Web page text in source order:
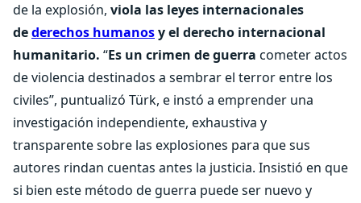
de la explosión, viola las leyes internacionales
dederechos humanosy el derecho internacional
humanitario. “Es un crimen de guerra cometer actos
de violencia destinados a sembrar el terror entre los
civiles”, puntualizó Türk, e instó a emprender una
investigación independiente, exhaustiva y
transparente sobre las explosiones para que sus
autores rindan cuentas antes la justicia. Insistió en que
si bien este método de guerra puede ser nuevo y